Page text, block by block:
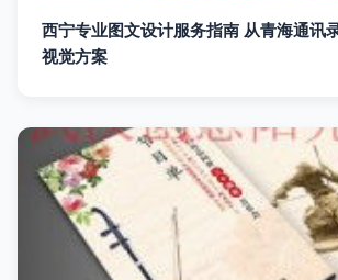
西宁专业图文设计服务指南 从青海通讯
视觉方案